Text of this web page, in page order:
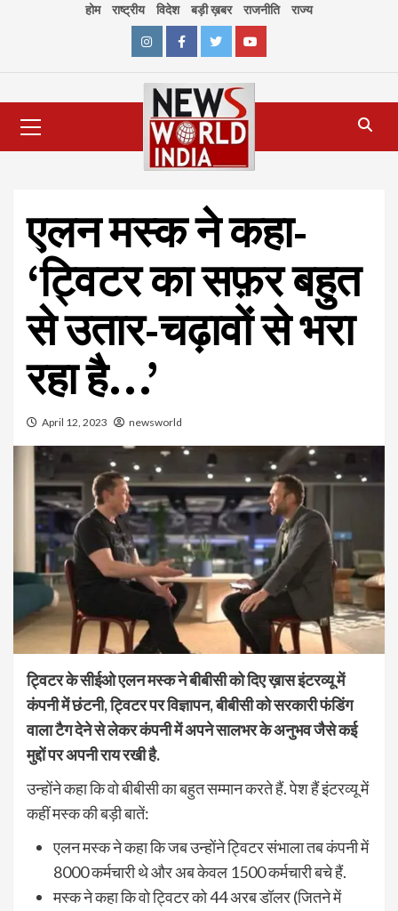
होम राष्ट्रीय विदेश बड़ी ख़बर राजनीति राज्य
InstagramFacebookTwitterYoutube
Menu
एलन मस्क ने कहा-
‘ट्विटर का सफ़र बहुत
से उतार-चढ़ावों से भरा
रहा है…’
April 12, 2023 newsworld
ट्विटर के सीईओ एलन मस्क ने बीबीसी को दिए ख़ास इंटरव्यू में
कंपनी में छंटनी, ट्विटर पर विज्ञापन, बीबीसी को सरकारी फंडिंग
वाला टैग देने से लेकर कंपनी में अपने सालभर के अनुभव जैसे कई
मुद्दों पर अपनी राय रखी है.
उन्होंने कहा कि वो बीबीसी का बहुत सम्मान करते हैं. पेश हैं इंटरव्यू में
कहीं मस्क की बड़ी बातें:
एलन मस्क ने कहा कि जब उन्होंने ट्विटर संभाला तब कंपनी में
8000 कर्मचारी थे और अब केवल 1500 कर्मचारी बचे हैं.
मस्क ने कहा कि वो ट्विटर को 44 अरब डॉलर (जितने में